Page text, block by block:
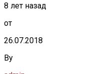
8 лет назад
от
26.07.2018
By